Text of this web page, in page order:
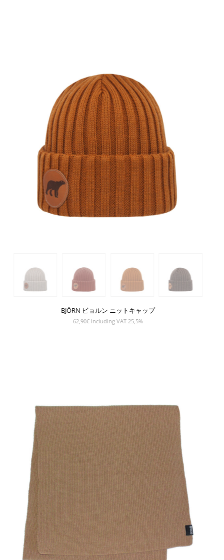
BJÖRN ビョルン ニットキャップ
62,90€ Including VAT 25,5%